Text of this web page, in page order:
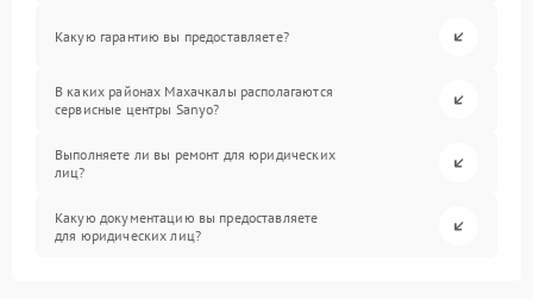
Какую гарантию вы предоставляете?
В каких районах Махачкалы располагаются
сервисные центры Sanyo?
Выполняете ли вы ремонт для юридических
лиц?
Какую документацию вы предоставляете
для юридических лиц?